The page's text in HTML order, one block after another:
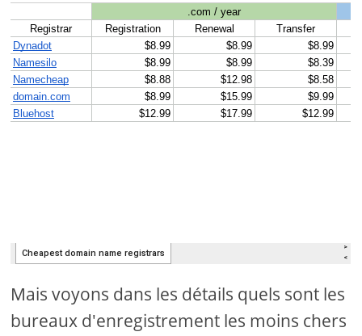
Mais voyons dans les détails quels sont les
bureaux d'enregistrement les moins chers